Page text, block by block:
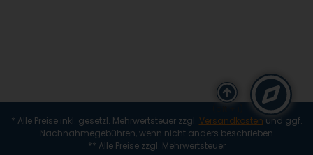
* Alle Preise inkl. gesetzl. Mehrwertsteuer zzgl. Versandkosten und ggf.
Nachnahmegebühren, wenn nicht anders beschrieben
** Alle Preise zzgl. Mehrwertsteuer